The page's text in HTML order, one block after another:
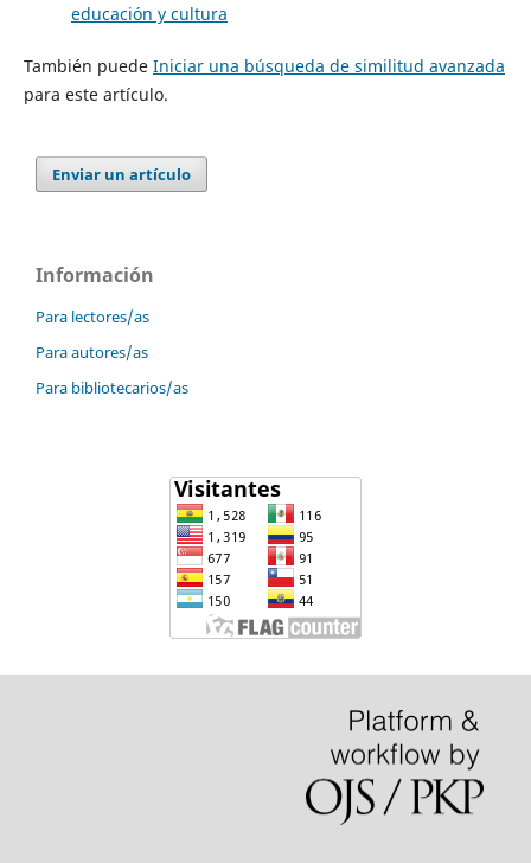
educación y cultura
También puede Iniciar una búsqueda de similitud avanzada
para este artículo.
Enviar un artículo
Información
Para lectores/as
Para autores/as
Para bibliotecarios/as